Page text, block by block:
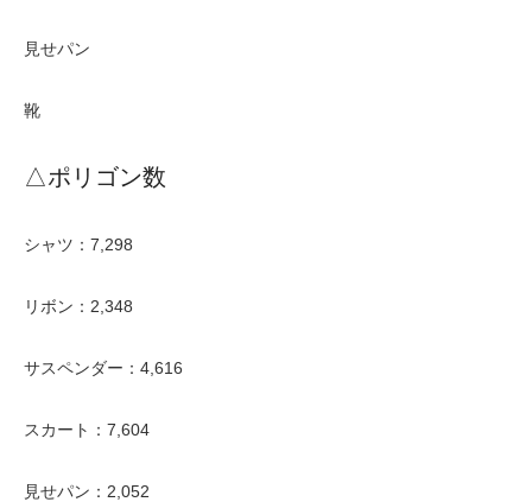
見せパン
靴
△ポリゴン数
シャツ：7,298
リボン：2,348
サスペンダー：4,616
スカート：7,604
見せパン：2,052